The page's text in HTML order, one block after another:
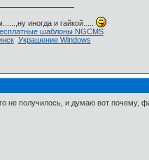
иногда и гайкой.....
шаблоны NGCMS
Украшение Windows
не получилось, и думаю вот почему,